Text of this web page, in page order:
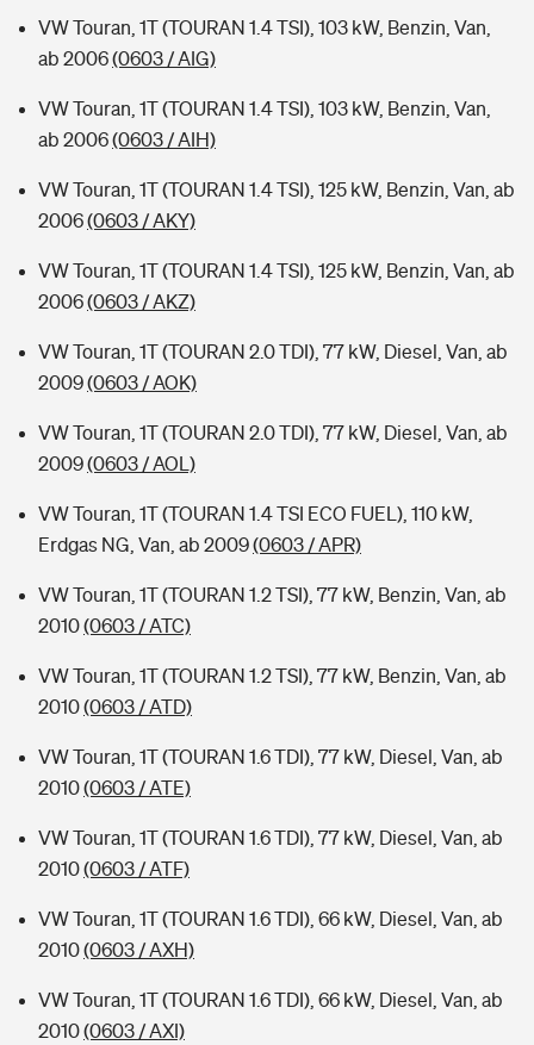
VW Touran, 1T (TOURAN 1.4 TSI), 103 kW, Benzin, Van,
ab 2006(0603 / AIG)
VW Touran, 1T (TOURAN 1.4 TSI), 103 kW, Benzin, Van,
ab 2006(0603 / AIH)
VW Touran, 1T (TOURAN 1.4 TSI), 125 kW, Benzin, Van, ab
2006(0603 / AKY)
VW Touran, 1T (TOURAN 1.4 TSI), 125 kW, Benzin, Van, ab
2006(0603 / AKZ)
VW Touran, 1T (TOURAN 2.0 TDI), 77 kW, Diesel, Van, ab
2009(0603 / AOK)
VW Touran, 1T (TOURAN 2.0 TDI), 77 kW, Diesel, Van, ab
2009(0603 / AOL)
VW Touran, 1T (TOURAN 1.4 TSI ECO FUEL), 110 kW,
Erdgas NG, Van, ab 2009(0603 / APR)
VW Touran, 1T (TOURAN 1.2 TSI), 77 kW, Benzin, Van, ab
2010(0603 / ATC)
VW Touran, 1T (TOURAN 1.2 TSI), 77 kW, Benzin, Van, ab
2010(0603 / ATD)
VW Touran, 1T (TOURAN 1.6 TDI), 77 kW, Diesel, Van, ab
2010(0603 / ATE)
VW Touran, 1T (TOURAN 1.6 TDI), 77 kW, Diesel, Van, ab
2010(0603 / ATF)
VW Touran, 1T (TOURAN 1.6 TDI), 66 kW, Diesel, Van, ab
2010(0603 / AXH)
VW Touran, 1T (TOURAN 1.6 TDI), 66 kW, Diesel, Van, ab
2010(0603 / AXI)